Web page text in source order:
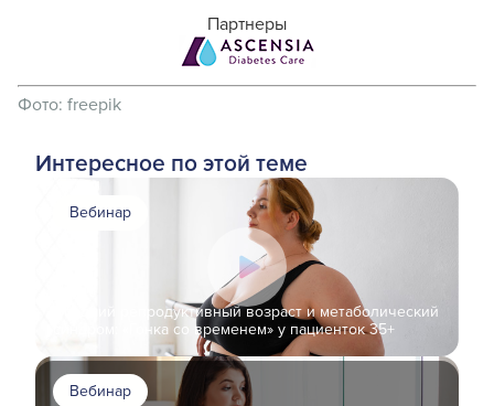
Партнеры
Фото: freepik
Интересное по этой теме
Вебинар
Поздний репродуктивный возраст и метаболический
синдром: «Гонка со временем» у пациенток 35+
Вебинар